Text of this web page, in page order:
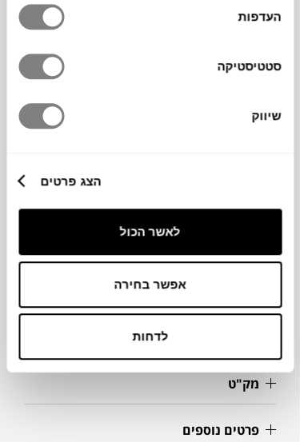
העדפות
סטטיסטיקה
שיווק
הצג פרטים
לאשר הכול
אפשר בחירה
לדחות
. בסיס השולחן הוא מה שהופך
את העיצוב לייחודי וכמעט מפוסל. משטח עם
החומר ממנו עשוי השולחן הוא קצף פולימרי,
שנחשב בתחום העיצוב התעשייתי כיום לחומר
קל משקל, עמיד בתנאי חוץ, ועם תהליכי ייצור
ירוקים שטובים לסביבה.
מק"ט
פרטים נוספים